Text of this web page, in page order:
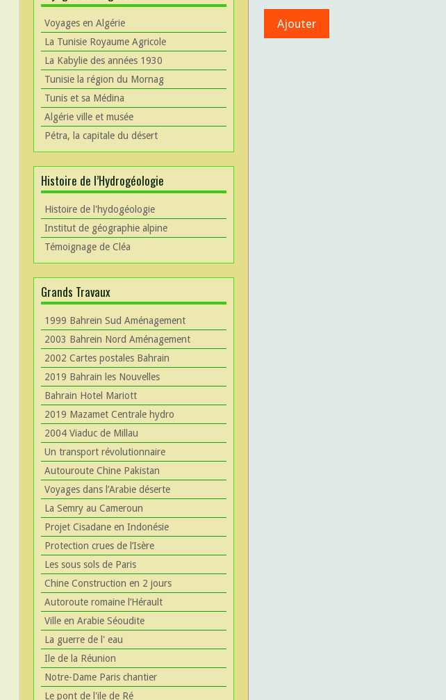
Voyages en Algérie
La Tunisie Royaume Agricole
La Kabylie des années 1930
Tunisie la région du Mornag
Tunis et sa Médina
Algérie ville et musée
Pétra, la capitale du désert
Histoire de l’Hydrogéologie
Histoire de l'hydogéologie
Institut de géographie alpine
Témoignage de Cléa
Grands Travaux
1999 Bahrein Sud Aménagement
2003 Bahrein Nord Aménagement
2002 Cartes postales Bahrain
2019 Bahrain les Nouvelles
Bahrain Hotel Mariott
2019 Mazamet Centrale hydro
2004 Viaduc de Millau
Un transport révolutionnaire
Autouroute Chine Pakistan
Voyages dans l’Arabie déserte
La Semry au Cameroun
Projet Cisadane en Indonésie
Protection crues de l’Isère
Les sous sols de Paris
Chine Construction en 2 jours
Autoroute romaine l’Hérault
Ville en Arabie Séoudite
La guerre de l' eau
Ile de la Réunion
Notre-Dame Paris chantier
Le pont de l'ile de Ré